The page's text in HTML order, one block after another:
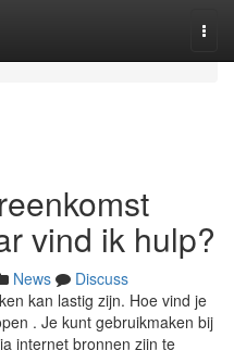
vind ik hulp?
News
Discuss
kan lastig zijn. Hoe vind je
. Je kunt gebruikmaken bij
internet bronnen zijn te